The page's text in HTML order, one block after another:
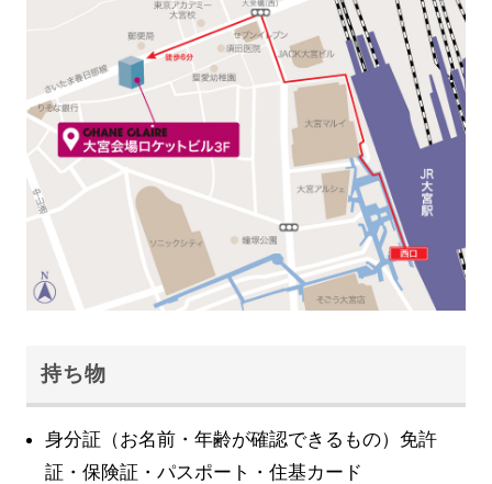
持ち物
身分証（お名前・年齢が確認できるもの）免許
証・保険証・パスポート・住基カード